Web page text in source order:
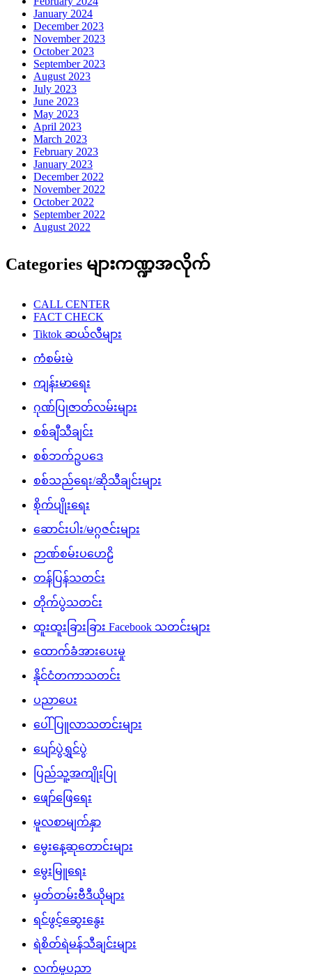
January 2024
December 2023
November 2023
October 2023
September 2023
August 2023
July 2023
June 2023
May 2023
April 2023
March 2023
February 2023
January 2023
December 2022
November 2022
October 2022
September 2022
August 2022
Categories များကဏ္ဍအလိုက်
CALL CENTER
FACT CHECK
Tiktok ဆယ်လီများ
ကံစမ်းမဲ
ကျန်းမာရေး
ဂုဏ်ပြုဇာတ်လမ်းများ
စစ်ချီသီချင်း
စစ်ဘက်ဥပဒေ
စစ်သည်ရေး/ဆိုသီချင်းများ
စိုက်ပျိုးရေး
ဆောင်းပါး/မဂ္ဂဇင်းများ
ဉာဏ်စမ်းပဟေဠိ
တန်ပြန်သတင်း
တိုက်ပွဲသတင်း
ထူးထူးခြားခြား Facebook သတင်းများ
ထောက်ခံအားပေးမှု
နိုင်ငံတကာသတင်း
ပညာပေး
ပေါ်ပြူလာသတင်းများ
ပျော်ပွဲရွှင်ပွဲ
ပြည်သူ့အကျိုးပြု
ဖျော်ဖြေရေး
မူလစာမျက်နှာ
မွေးနေ့ဆုတောင်းများ
မွေးမြူရေး
မှတ်တမ်းဗီဒီယိုများ
ရင်ဖွင့်ဆွေးနွေး
ရဲစိတ်ရဲမန်သီချင်းများ
လက်မှုပညာ